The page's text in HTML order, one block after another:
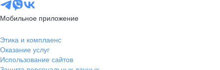
Мобильное приложение
Этика и комплаенс
Оказание услуг
Использование сайтов